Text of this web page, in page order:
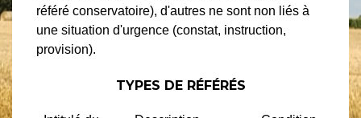
référé conservatoire), d'autres ne sont non liés à
une situation d'urgence (constat, instruction,
provision).
TYPES DE RÉFÉRÉS